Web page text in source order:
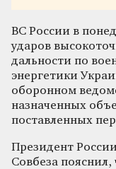
ВС России в
ударов
дальности по
энергетики
оборонном
назначенных
поставленных
Президент
Совбеза